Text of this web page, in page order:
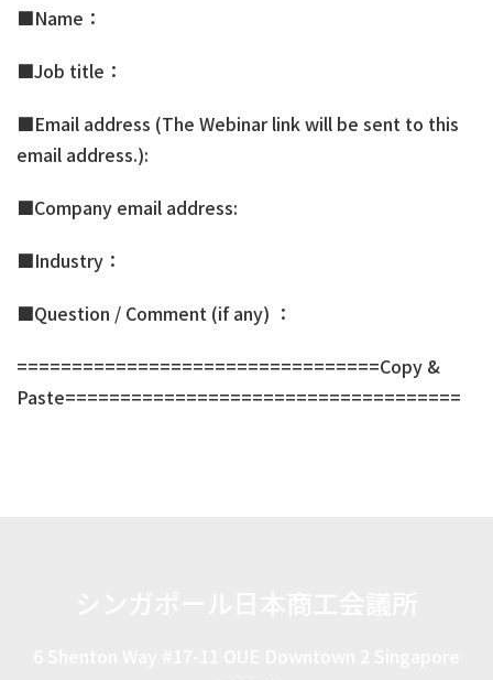
■Name：
■Job title：
■Email address (The Webinar link will be sent to this
email address.):
■Company email address:
■Industry：
■Question / Comment (if any) ：
=================================Copy &
Paste====================================